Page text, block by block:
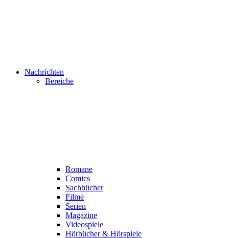
Nachrichten
Bereiche
Romane
Comics
Sachbücher
Filme
Serien
Magazine
Videospiele
Hörbücher & Hörspiele